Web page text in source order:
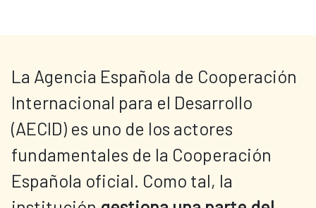
La Agencia Española de Cooperación
Internacional para el Desarrollo
(AECID) es uno de los actores
fundamentales de la Cooperación
Española oficial. Como tal, la